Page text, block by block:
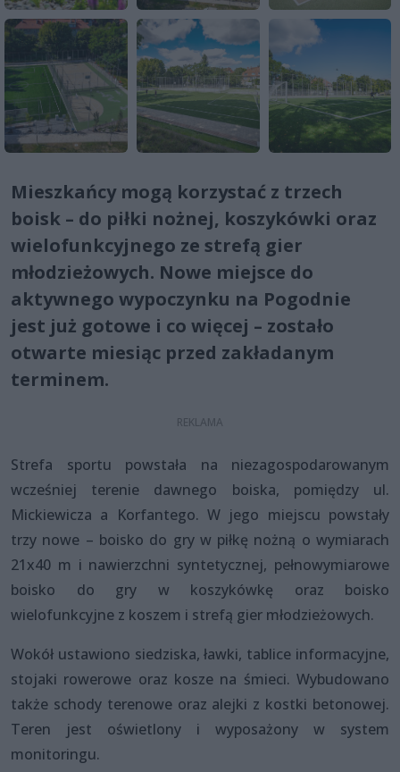
Mieszkańcy mogą korzystać z trzech
boisk – do piłki nożnej, koszykówki oraz
wielofunkcyjnego ze strefą gier
młodzieżowych. Nowe miejsce do
aktywnego wypoczynku na Pogodnie
jest już gotowe i co więcej – zostało
otwarte miesiąc przed zakładanym
terminem.
Strefa sportu powstała na niezagospodarowanym
wcześniej terenie dawnego boiska, pomiędzy ul.
Mickiewicza a Korfantego. W jego miejscu powstały
trzy nowe – boisko do gry w piłkę nożną o wymiarach
21x40 m i nawierzchni syntetycznej, pełnowymiarowe
boisko do gry w koszykówkę oraz boisko
wielofunkcyjne z koszem i strefą gier młodzieżowych.
Wokół ustawiono siedziska, ławki, tablice informacyjne,
stojaki rowerowe oraz kosze na śmieci. Wybudowano
także schody terenowe oraz alejki z kostki betonowej.
Teren jest oświetlony i wyposażony w system
monitoringu.